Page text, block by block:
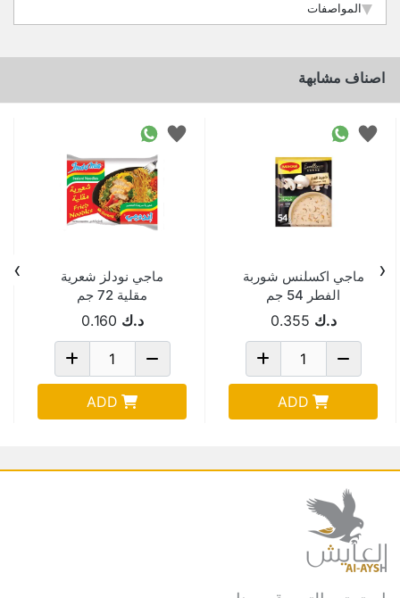
المواصفات
اصناف مشابهة
ماجي اكسلنس شوربة
الفطر 54 جم
د.ك 0.355
ADD
ماجي نودلز شعرية
مقلية 72 جم
د.ك 0.160
ADD
‹
›